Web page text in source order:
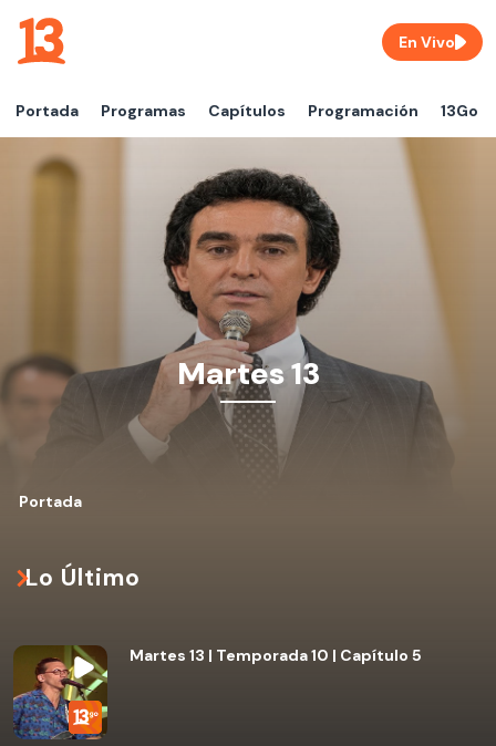
Portada Programas Capítulos Programación 13Go
En Vivo
Martes 13
Portada
Lo Último
Martes 13 | Temporada 10 | Capítulo 5